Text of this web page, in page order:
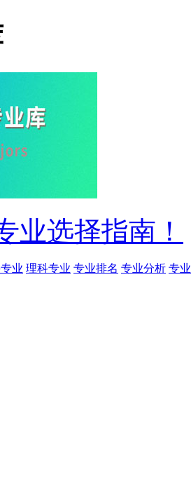
业选择指南！
业 理科专业 专业排名 专业分析 专